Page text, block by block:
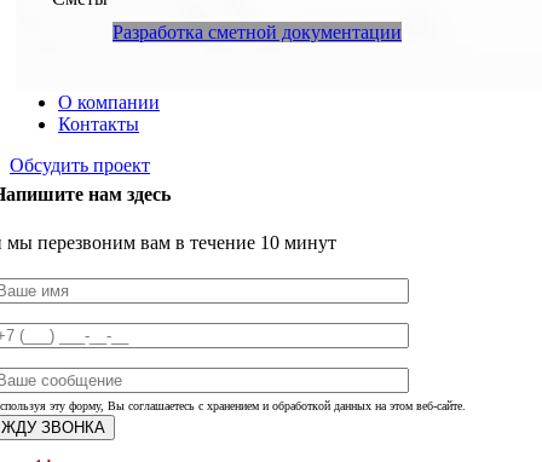
Разработка сметной документации
О компании
Контакты
Обсудить проект
нам здесь
мы перезвоним вам в течение 10 минут
эту форму, Вы соглашаетесь с хранением и обработкой данных на этом веб-сайте.